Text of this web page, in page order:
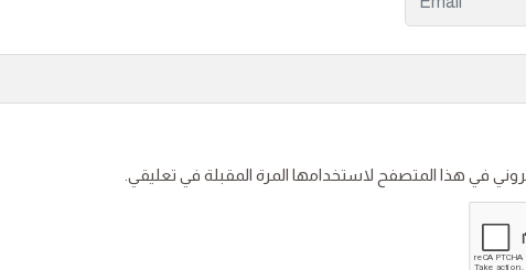
في هذا المتصفح لاستخدامها المرة المقبلة في تعليقي.